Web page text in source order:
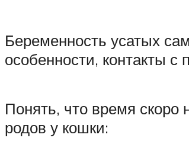
Беременность усатых
особенности, контакты с
Понять, что время
родов у кошки: